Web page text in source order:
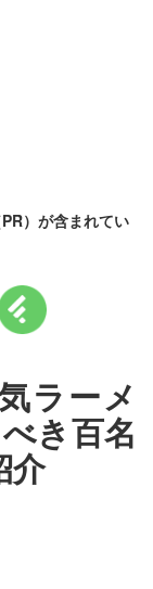
）が含まれてい
ラーメ
き百名
介